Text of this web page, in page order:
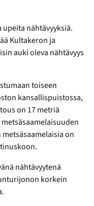
nähtävyyksiä.
Kultakeron ja
auki oleva nähtävyys
toiseen
kansallispuistossa,
on 17 metriä
on
nähtävyytenä
korkein